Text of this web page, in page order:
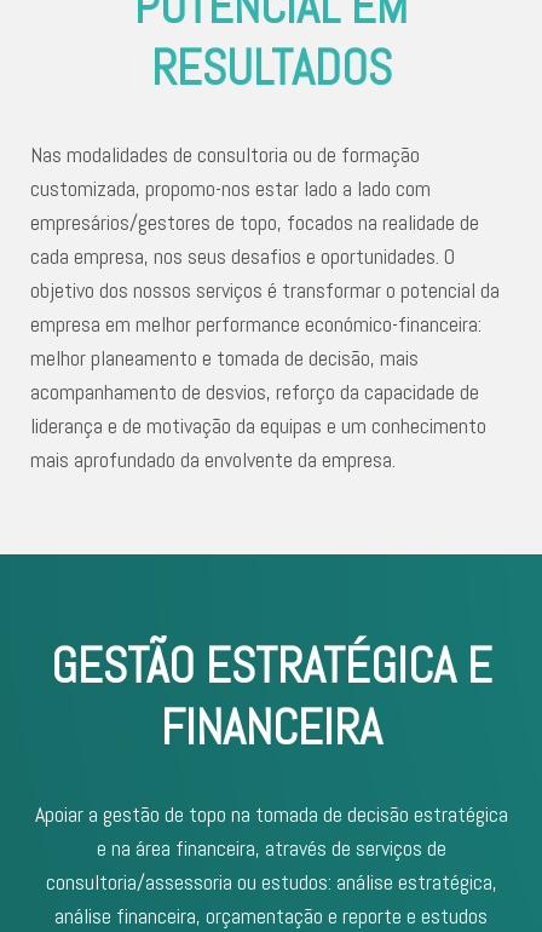
RESULTADOS
Nas modalidades de consultoria ou de formação
customizada, propomo-nos estar lado a lado com
empresários/gestores de topo, focados na realidade de
cada empresa, nos seus desafios e oportunidades. O
objetivo dos nossos serviços é transformar o potencial da
empresa em melhor performance económico-financeira:
melhor planeamento e tomada de decisão, mais
acompanhamento de desvios, reforço da capacidade de
liderança e de motivação da equipas e um conhecimento
mais aprofundado da envolvente da empresa.
GESTÃO ESTRATÉGICA E
FINANCEIRA
Apoiar a gestão de topo na tomada de decisão estratégica
e na área financeira, através de serviços de
consultoria/assessoria ou estudos: análise estratégica,
análise financeira, orçamentação e reporte e estudos